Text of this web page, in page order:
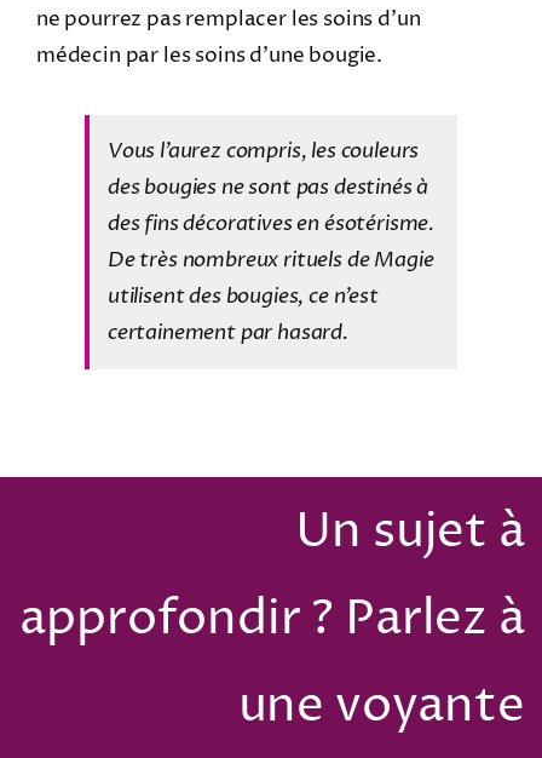
ne pourrez pas remplacer les soins d’un
médecin par les soins d’une bougie.
Vous l’aurez compris, les couleurs
des bougies ne sont pas destinés à
des fins décoratives en ésotérisme.
De très nombreux rituels de Magie
utilisent des bougies, ce n’est
certainement par hasard.
Un sujet à
approfondir ? Parlez à
une voyante